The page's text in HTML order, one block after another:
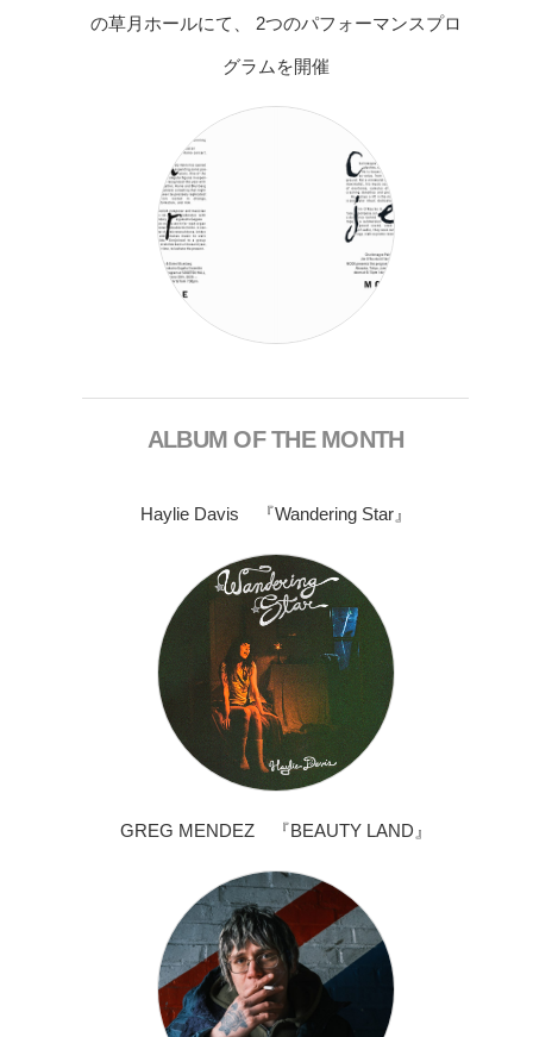
の草月ホールにて、 2つのパフォーマンスプロ
グラムを開催
ALBUM OF THE MONTH
Haylie Davis 『Wandering Star』
GREG MENDEZ 『BEAUTY LAND』